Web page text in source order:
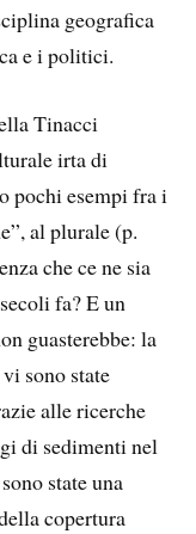
geografica
e i politici.
Tinacci
irta di
pochi esempi fra i
al plurale (p.
che ce ne sia
fa? E un
guasterebbe: la
sono state
alle ricerche
di sedimenti nel
state una
copertura